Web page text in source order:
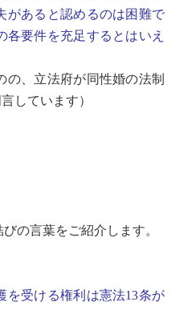
があると認めるのは困難で
要件を充足するとはいえ
、立法府が同性婚の法制
しています）
の言葉をご紹介します。
受ける権利は憲法13条が